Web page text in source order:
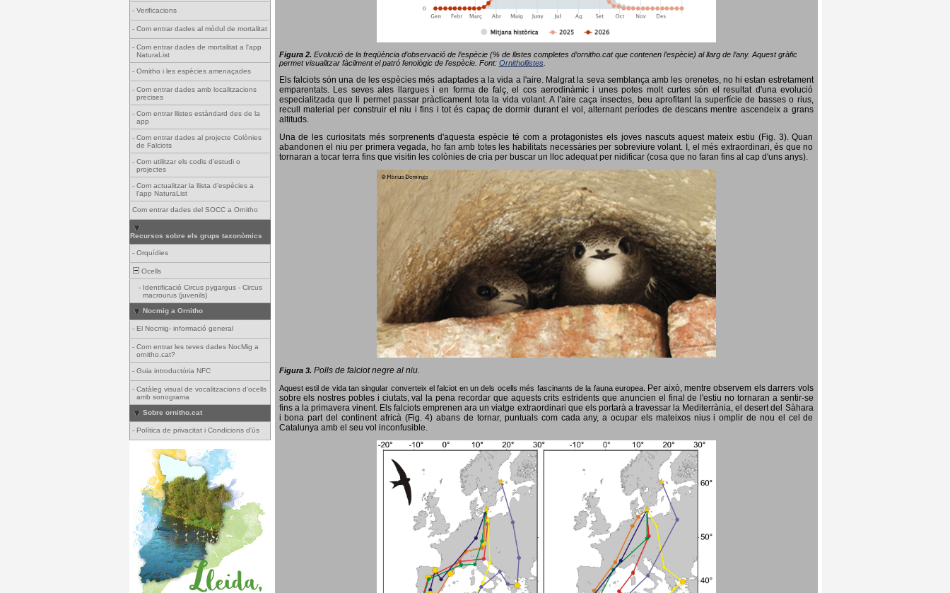
- Verificacions
- Com entrar dades al mòdul de mortalitat
- Com entrar dades de mortalitat a l'app
NaturaList
- Ornitho i les espècies amenaçades
- Com entrar dades amb localitzacions
precises
- Com entrar llistes estàndard des de la
app
- Com entrar dades al projecte Colònies
de Falciots
- Com utilitzar els codis d'estudi o
projectes
- Com actualitzar la llista d'espècies a
l'app NaturaList
Com entrar dades del SOCC a Ornitho
Recursos sobre els grups taxonòmics
- Orquídies
Ocells
- Identificació Circus pygargus - Circus
macrourus (juvenils)
Nocmig a Ornitho
- El Nocmig- informació general
- Com entrar les teves dades NocMig a
ornitho.cat?
- Guia introductòria NFC
- Catàleg visual de vocalitzacions d'ocells
amb sonograma
Sobre ornitho.cat
- Política de privacitat i Condicions d'ús
Figura 2. Evolució de la freqüència d’observació de l’espècie (% de llistes completes d’ornitho.cat que contenen l’espècie) al llarg de l’any. Aquest gràfic
permet visualitzar fàcilment el patró fenològic de l’espècie. Font: Ornithollistes.
Els falciots són una de les espècies més adaptades a la vida a l'aire. Malgrat la seva semblança amb les orenetes, no hi estan estretament
emparentats. Les seves ales llargues i en forma de falç, el cos aerodinàmic i unes potes molt curtes són el resultat d'una evolució
especialitzada que li permet passar pràcticament tota la vida volant. A l'aire caça insectes, beu aprofitant la superfície de basses o rius,
recull material per construir el niu i fins i tot és capaç de dormir durant el vol, alternant períodes de descans mentre ascendeix a grans
altituds.
Una de les curiositats més sorprenents d'aquesta espècie té com a protagonistes els joves nascuts aquest mateix estiu (Fig. 3). Quan
abandonen el niu per primera vegada, ho fan amb totes les habilitats necessàries per sobreviure volant. I, el més extraordinari, és que no
tornaran a tocar terra fins que visitin les colònies de cria per buscar un lloc adequat per nidificar (cosa que no faran fins al cap d'uns anys).
Figura 3. Polls de falciot negre al niu.
Aquest estil de vida tan singular converteix el falciot en un dels ocells més fascinants de la fauna europea. Per això, mentre observem els darrers vols
sobre els nostres pobles i ciutats, val la pena recordar que aquests crits estridents que anuncien el final de l'estiu no tornaran a sentir-se
fins a la primavera vinent. Els falciots emprenen ara un viatge extraordinari que els portarà a travessar la Mediterrània, el desert del Sàhara
i bona part del continent africà (Fig. 4) abans de tornar, puntuals com cada any, a ocupar els mateixos nius i omplir de nou el cel de
Catalunya amb el seu vol inconfusible.